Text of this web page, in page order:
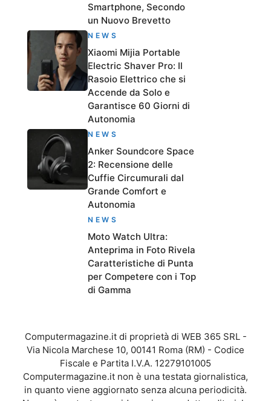
Smartphone, Secondo
un Nuovo Brevetto
NEWS
Xiaomi Mijia Portable
Electric Shaver Pro: Il
Rasoio Elettrico che si
Accende da Solo e
Garantisce 60 Giorni di
Autonomia
NEWS
Anker Soundcore Space
2: Recensione delle
Cuffie Circumurali dal
Grande Comfort e
Autonomia
NEWS
Moto Watch Ultra:
Anteprima in Foto Rivela
Caratteristiche di Punta
per Competere con i Top
di Gamma
Computermagazine.it di proprietà di WEB 365 SRL -
Via Nicola Marchese 10, 00141 Roma (RM) - Codice
Fiscale e Partita I.V.A. 12279101005
Computermagazine.it non è una testata giornalistica,
in quanto viene aggiornato senza alcuna periodicità.